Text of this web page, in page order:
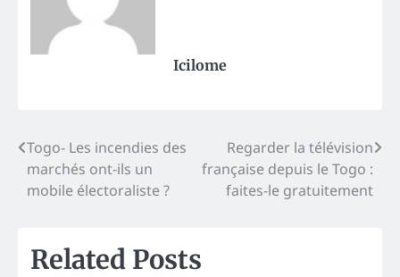
Icilome
Post
navigation
Togo- Les incendies des
marchés ont-ils un
mobile électoraliste ?
Regarder la télévision
française depuis le Togo :
faites-le gratuitement
Related Posts